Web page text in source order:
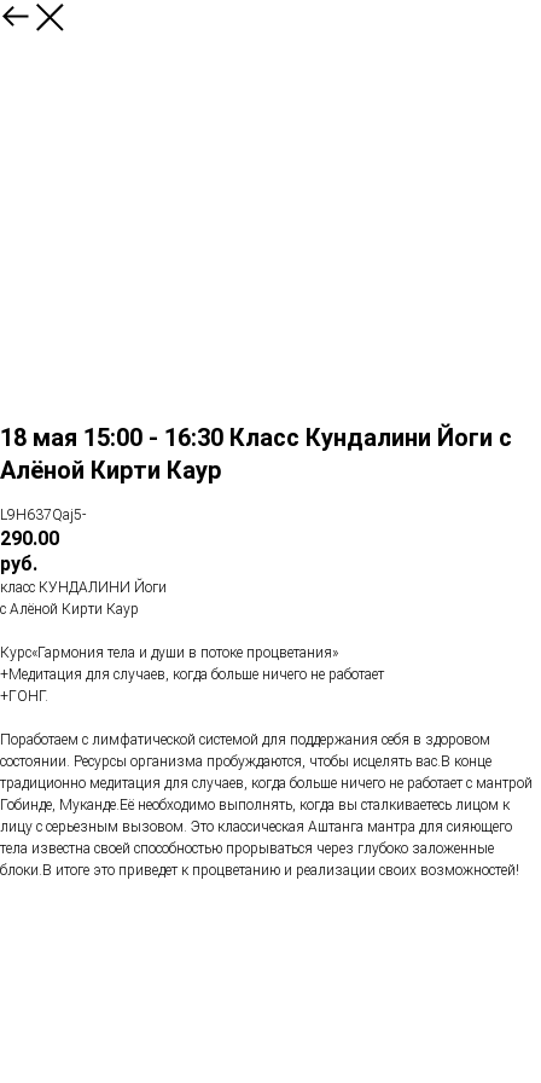
18 мая 15:00 - 16:30 Класс Кундалини Йоги с
Алёной Кирти Каур
L9H637Qaj5-
290.00
руб.
класс КУНДАЛИНИ Йоги
с Алёной Кирти Каур
Курс«Гармония тела и души в потоке процветания»
+Медитация для случаев, когда больше ничего не работает
+ГОНГ.
Поработаем с лимфатической системой для поддержания себя в здоровом
состоянии. Ресурсы организма пробуждаются, чтобы исцелять вас.В конце
традиционно медитация для случаев, когда больше ничего не работает с мантрой
Гобинде, Муканде.Её необходимо выполнять, когда вы сталкиваетесь лицом к
лицу с серьезным вызовом. Это классическая Аштанга мантра для сияющего
тела известна своей способностью прорываться через глубоко заложенные
блоки.В итоге это приведет к процветанию и реализации своих возможностей!